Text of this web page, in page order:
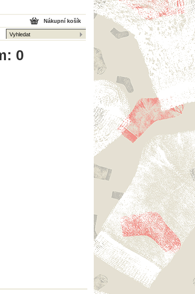
Nákupní košík
0